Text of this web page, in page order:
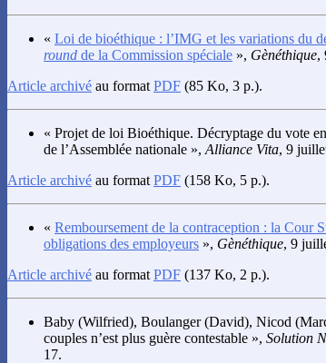
« Loi de bioéthique : l’IMG et les variations du
round de la Commission spéciale », Gènéthique,
Article archivé au format PDF (85 Ko, 3 p.).
« Projet de loi Bioéthique. Décryptage du vote
de l’Assemblée nationale », Alliance Vita, 9
Article archivé au format PDF (158 Ko, 5 p.).
« Remboursement de la contraception : la Cour
obligations des employeurs », Gènéthique, 9
Article archivé au format PDF (137 Ko, 2 p.).
Baby (Wilfried), Boulanger(David), Nicod
couples n’est plus guère contestable », Solution
17.